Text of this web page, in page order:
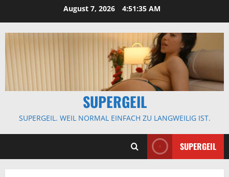
content
August 7, 2026 4:51:36 AM
SUPERGEIL
SUPERGEIL. WEIL NORMAL EINFACH ZU LANGWEILIG IST.
SUPERGEIL